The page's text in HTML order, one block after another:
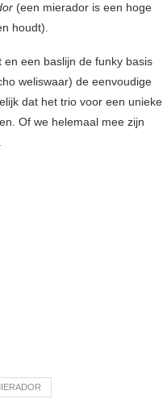
(een mierador is een hoge
houdt).
een baslijn de funky basis
weliswaar) de eenvoudige
dat het trio voor een unieke
Of we helemaal mee zijn